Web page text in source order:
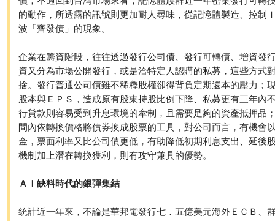
的動作，所透露的訊號則更加耐人尋味，從記憶體製造、控制
波「齊發債」的現象。
企業在籌資階段，往往透過發行公司債、發行可轉債、增資發
資又分為市場公開發行，或是洽特定人認購的私募，這些方式
捨。發行普通公司債雖不稀釋股權卻得背負定期還本的壓力；
股本與ＥＰＳ，造成原有股東持股比例下降、私募更有三年內
行貸款則容易受到升息環境的牽制，且需要足夠的資產抵押品
間內依轉換價格將債券換成股票的工具，對公司而言，有機會
金，票面利率又比公司債更低，有助降低初期利息支出、延後
機制加上潛在轉換獲利，則有攻守兼具的優勢。
ＡＩ缺料時代的銀彈集結
統計近一年來，不論是華邦電發行七．五億美元海外ＥＣＢ、